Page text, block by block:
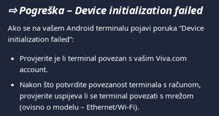
⇨ Pogreška – Device initialization failed
Ako se na vašem Android terminalu pojavi poruka “Device
initialization failed”:
Provjerite je li terminal povezan s vašim Viva.com
account.
Nakon što potvrdite povezanost terminala s računom,
provjerite uspijeva li se terminal povezati s mrežom
(ovisno o modelu – Ethernet/Wi-Fi).